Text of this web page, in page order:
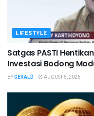
LIFESTYLE
Satgas PASTI
Investasi Bodong
BYGERALD AUGUST 5, 2026